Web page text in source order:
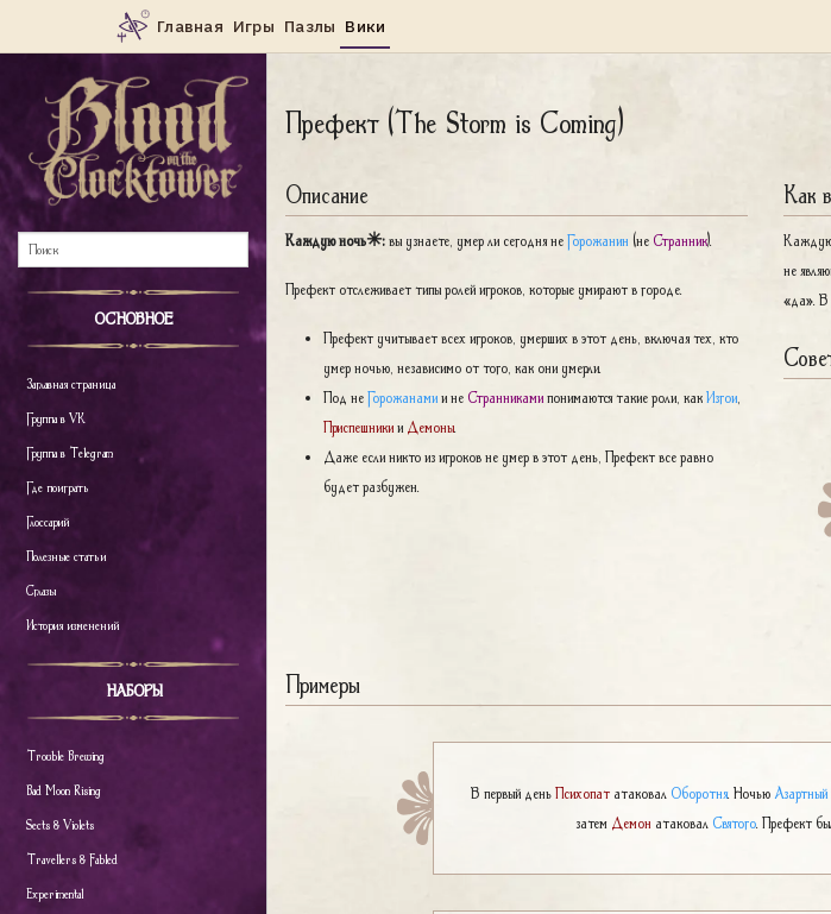
ОСНОВНОЕ
Заглавная страница
Группа в VK
Группа в Telegram
Где поиграть
Глоссарий
Полезные статьи
Сглазы
История изменений
НАБОРЫ
Trouble Brewing
Bad Moon Rising
Sects & Violets
Travellers & Fabled
Experimental
Префект (The Storm is Coming)
Описание
Каждую ночь✳:вы узнаете, умер ли сегодня неГорожанин (не Странник).
Префект отслеживает типы ролей игроков, которые умирают в городе.
Префект учитывает всех игроков, умерших в этот день, включая тех, кто
умер ночью, независимо от того, как они умерли.
Под неГорожанамии не Странникамипонимаются такие роли, какИзгои,
Приспешникии Демоны.
Даже если никто из игроков не умер в этот день, Префект все равно
будет разбужен.
Как
Каждую
не
«да». В
Примеры
В первый деньПсихопат атаковал Оборотня. Ночью Азартный
затем Демон атаковал Святого. Префект